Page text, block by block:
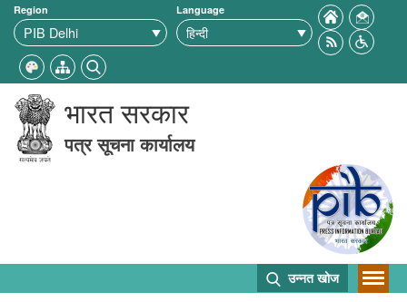
Region Language
भारत सरकार
पत्र सूचना कार्यालय
उन्नत खोज